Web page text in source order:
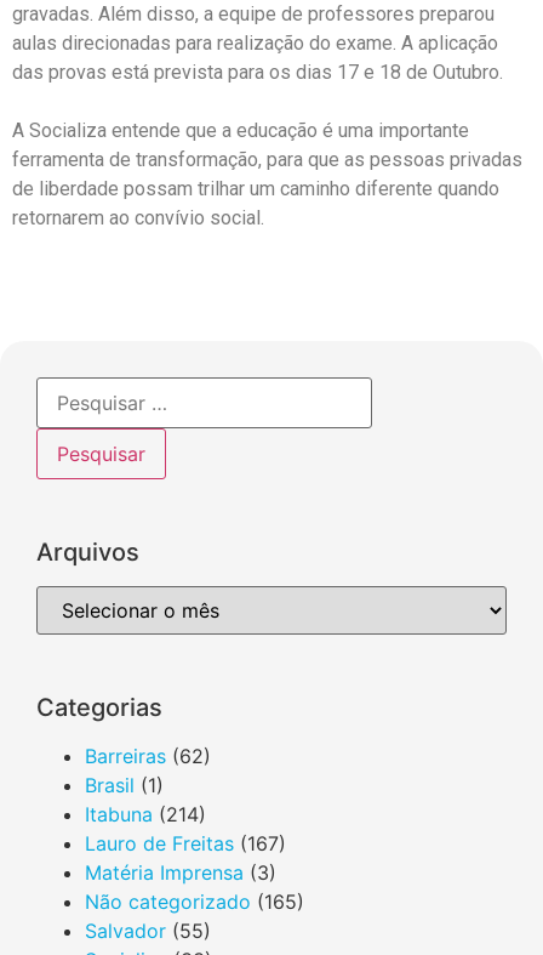
gravadas. Além disso, a equipe de professores preparou
aulas direcionadas para realização do exame. A aplicação
das provas está prevista para os dias 17 e 18 de Outubro.
A Socializa entende que a educação é uma importante
ferramenta de transformação, para que as pessoas privadas
de liberdade possam trilhar um caminho diferente quando
retornarem ao convívio social.
ANTERIOR
Arquivos
Categorias
Barreiras (62)
Brasil (1)
Itabuna (214)
Lauro de Freitas (167)
Matéria Imprensa (3)
Não categorizado (165)
Salvador (55)